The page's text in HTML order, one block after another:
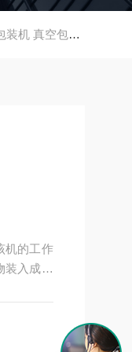
真空包装机
机的工作
装入成型